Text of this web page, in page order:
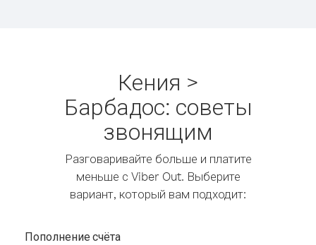
Кения >
Барбадос: советы
звонящим
Разговаривайте больше и платите
меньше с Viber Out. Выберите
вариант, который вам подходит:
Пополнение счёта